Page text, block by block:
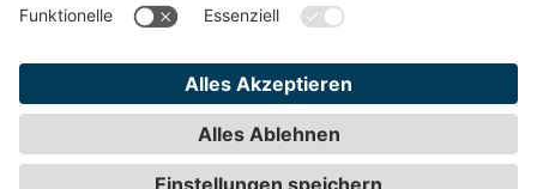
Teilnahmebedingungen
Privatsphäre